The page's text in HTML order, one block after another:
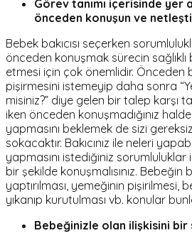
Görev tanımı içerisinde yer
önceden konuşun ve
Bebek bakıcısı seçerken
önceden konuşmak sürecin
etmesi için çok önemlidir. Önceden
pişirmesini istemeyip daha sonra
misiniz?” diye gelen bir talep karşı
iken önceden konuşmadığınız
yapmasını beklemek de sizi
sokacaktır. Bakıcınız ile neleri
yapmasını istediğiniz sorumluluklar
bir şekilde konuşmalısınız. Bebeğin
yaptırılması, yemeğinin pişirilmesi,
yıkanıp kurutulması vb. konular
Bebeğinizle olan ilişkisini